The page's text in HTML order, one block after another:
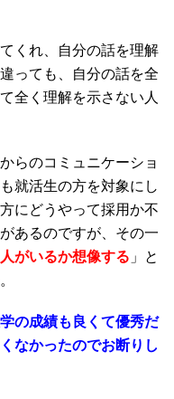
くれ、自分の話を理解
っても、自分の話を全
全く理解を示さない人
らのコミュニケーショ
就活生の方を対象にし
にどうやって採用か不
あるのですが、その一
がいるか想像する 」と
の成績も良くて優秀だ
なかったのでお断りし